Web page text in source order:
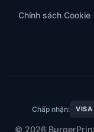
Chính sách Cookie
Chấp nhận: VISA
© 2026